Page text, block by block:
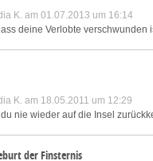
K. am 01.07.2013 um 16:14
deine Verlobte
K. am 18.05.2011 um 12:29
nie wieder auf die Insel
der Finsternis